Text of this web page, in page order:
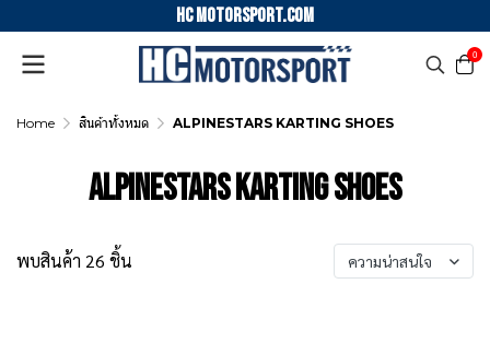
HC motorsport.COM
0
Home สินค้าทั้งหมด ALPINESTARS KARTING SHOES
ALPINESTARS KARTING SHOES
พบสินค้า 26 ชิ้น ความน่าสนใจ